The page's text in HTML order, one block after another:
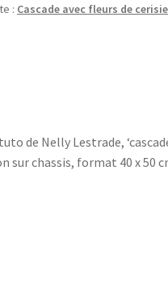
: Cascade avec fleurs de
de Nelly Lestrade,
sur chassis, format 40 x 50